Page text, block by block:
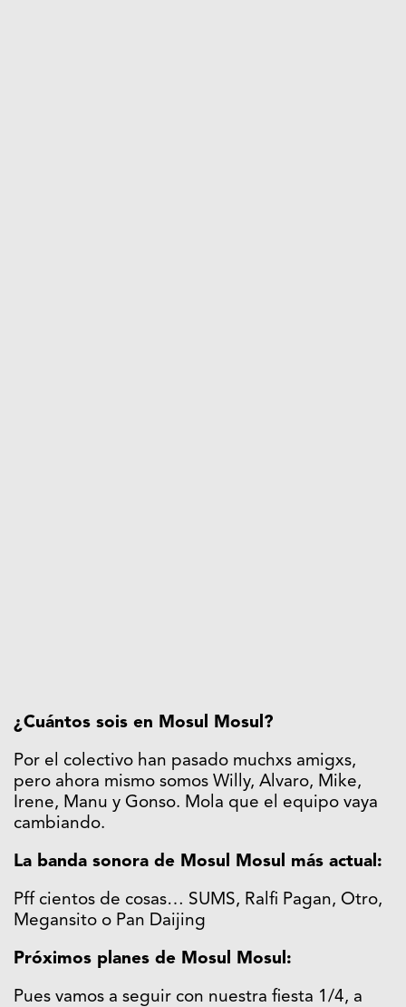
¿Cuántos sois en Mosul Mosul?
Por el colectivo han pasado muchxs amigxs,
pero ahora mismo somos Willy, Alvaro, Mike,
Irene, Manu y Gonso. Mola que el equipo vaya
cambiando.
La banda sonora de Mosul Mosul más actual:
Pff cientos de cosas… SUMS, Ralfi Pagan, Otro,
Megansito o Pan Daijing
Próximos planes de Mosul Mosul:
Pues vamos a seguir con nuestra fiesta 1/4, a